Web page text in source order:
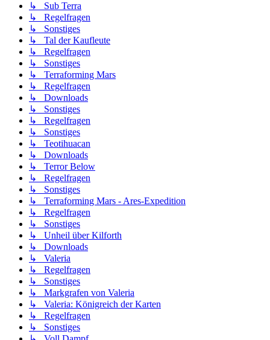
↳ Sub Terra
↳ Regelfragen
↳ Sonstiges
↳ Tal der Kaufleute
↳ Regelfragen
↳ Sonstiges
↳ Terraforming Mars
↳ Regelfragen
↳ Downloads
↳ Sonstiges
↳ Regelfragen
↳ Sonstiges
↳ Teotihuacan
↳ Downloads
↳ Terror Below
↳ Regelfragen
↳ Sonstiges
↳ Terraforming Mars - Ares-Expedition
↳ Regelfragen
↳ Sonstiges
↳ Unheil über Kilforth
↳ Downloads
↳ Valeria
↳ Regelfragen
↳ Sonstiges
↳ Markgrafen von Valeria
↳ Valeria: Königreich der Karten
↳ Regelfragen
↳ Sonstiges